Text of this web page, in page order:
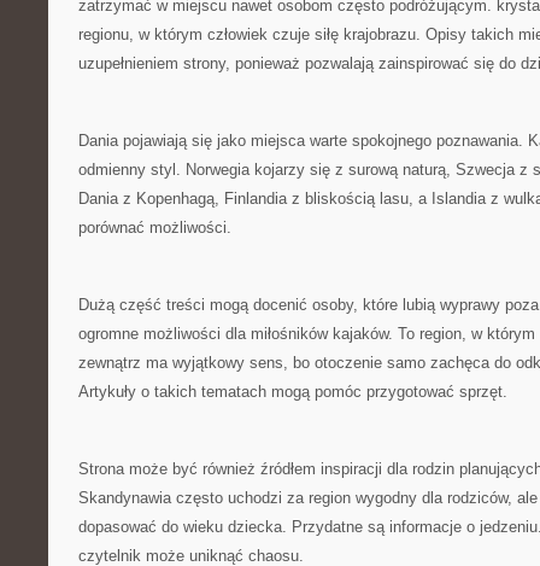
zatrzymać w miejscu nawet osobom często podróżującym.
regionu, w którym człowiek czuje siłę krajobrazu. Opisy takich
uzupełnieniem strony, ponieważ pozwalają zainspirować się do
Dania pojawiają się jako miejsca warte spokojnego poznawania.
odmienny styl. Norwegia kojarzy się z surową naturą, Szwecja z
Dania z Kopenhagą, Finlandia z bliskością lasu, a Islandia z
porównać możliwości.
Dużą część treści mogą docenić osoby, które lubią wyprawy
ogromne możliwości dla miłośników kajaków. To region, w
zewnątrz ma wyjątkowy sens, bo otoczenie samo zachęca do
Artykuły o takich tematach mogą pomóc przygotować sprzęt.
Strona może być również źródłem inspiracji dla rodzin
Skandynawia często uchodzi za region wygodny dla rodziców,
dopasować do wieku dziecka. Przydatne są informacje o
czytelnik może uniknąć chaosu.